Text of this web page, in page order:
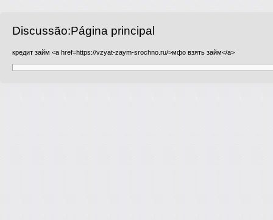
Discussão:Página principal
кредит займ <a href=https://vzyat-zaym-srochno.ru/>мфо взять займ</a>